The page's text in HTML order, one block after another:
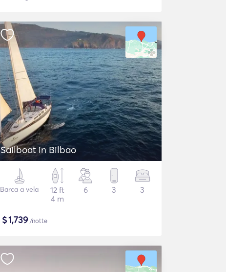
Sailboat in Bilbao
Barca a vela
12 ft
4 m
6 3 3
$1,739/notte